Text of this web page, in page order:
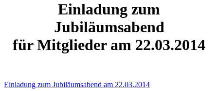
Einladung zum
Jubiläumsabend
für Mitglieder am 22.03.2014
Einladung zum Jubiläumsabend am 22.03.2014